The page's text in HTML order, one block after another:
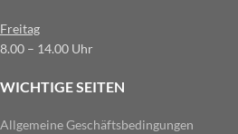
Freitag
8.00 – 14.00 Uhr
WICHTIGE SEITEN
Allgemeine Geschäftsbedingungen